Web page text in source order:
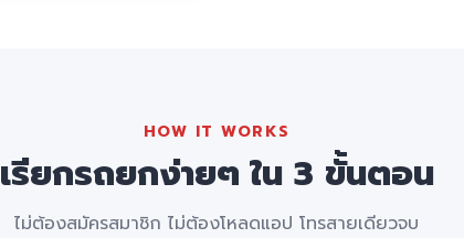
HOW IT WORKS
เรียกรถยกง่ายๆ ใน 3 ขั้นตอน
ไม่ต้องสมัครสมาชิก ไม่ต้องโหลดแอป โทรสายเดียวจบ